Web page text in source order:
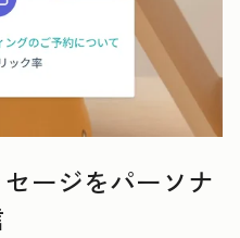
ージをパーソナ